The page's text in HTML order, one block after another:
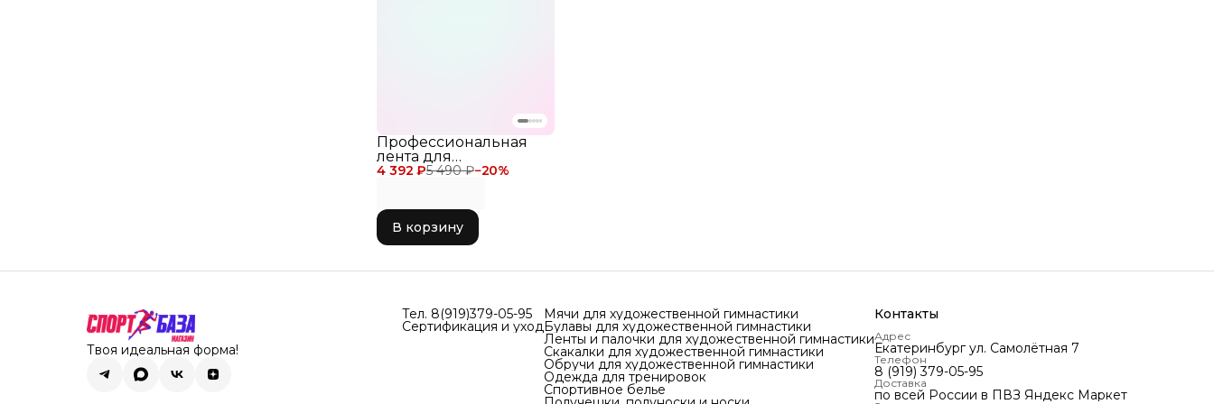
4 392 ₽5 490 ₽−20%
Профессиональная
лента для
художественной
метров для
соревнований 753
Strawberry
В корзину
Твоя идеальная форма!
Тел. 8(919)379-05-95
Сертификация и уход
Мячи для художественной гимнастики
Булавы для художественной гимнастики
Ленты и палочки для художественной гимнастики
Скакалки для художественной гимнастики
Обручи для художественной гимнастики
Одежда для тренировок
Спортивное белье
Контакты
Адрес
Екатеринбург ул. Самолётная 7
Телефон
8 (919) 379-05-95
Доставка
по всей России в ПВЗ Яндекс Маркет